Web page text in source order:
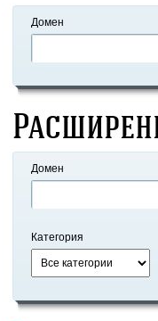
Домен
Домен
Категория